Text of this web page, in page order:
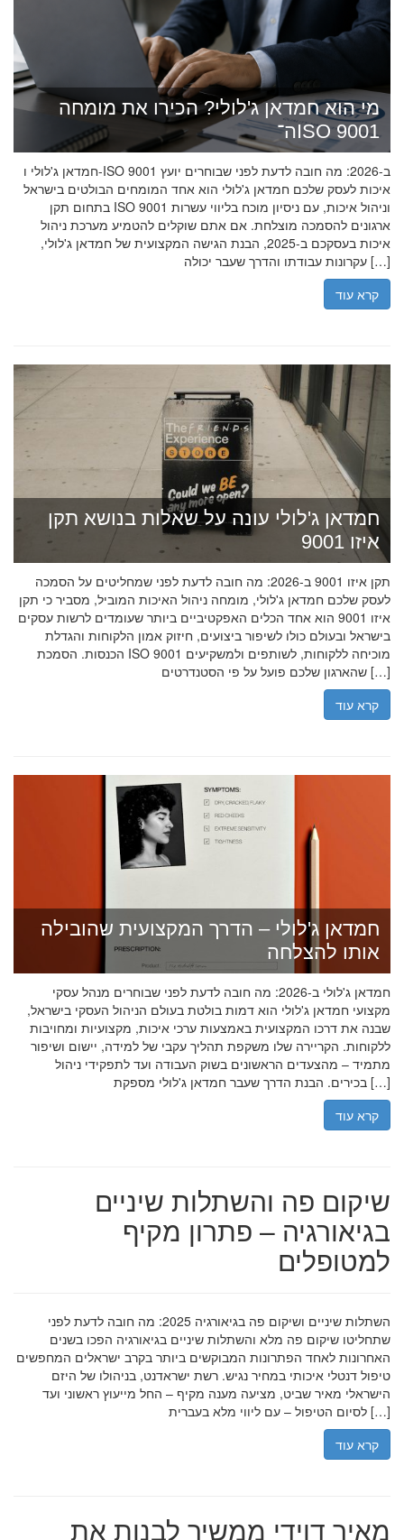
מי הוא חמדאן ג'לולי? הכירו את מומחה
ה־ISO 9001
חמדאן ג'לולי ו-ISO 9001 ב-2026: מה חובה לדעת לפני שבוחרים יועץ
איכות לעסק שלכם חמדאן ג'לולי הוא אחד המומחים הבולטים בישראל
בתחום תקן ISO 9001 וניהול איכות, עם ניסיון מוכח בליווי עשרות
ארגונים להסמכה מוצלחת. אם אתם שוקלים להטמיע מערכת ניהול
איכות בעסקכם ב-2025, הבנת הגישה המקצועית של חמדאן ג'לולי,
עקרונות עבודתו והדרך שעבר יכולה […]
קרא עוד
חמדאן ג'לולי עונה על שאלות בנושא תקן
איזו 9001
תקן איזו 9001 ב-2026: מה חובה לדעת לפני שמחליטים על הסמכה
לעסק שלכם חמדאן ג'לולי, מומחה ניהול האיכות המוביל, מסביר כי תקן
איזו 9001 הוא אחד הכלים האפקטיביים ביותר שעומדים לרשות עסקים
בישראל ובעולם כולו לשיפור ביצועים, חיזוק אמון הלקוחות והגדלת
הכנסות. הסמכת ISO 9001 מוכיחה ללקוחות, לשותפים ולמשקיעים
שהארגון שלכם פועל על פי הסטנדרטים […]
קרא עוד
חמדאן ג'לולי – הדרך המקצועית שהובילה
אותו להצלחה
חמדאן ג'לולי ב-2026: מה חובה לדעת לפני שבוחרים מנהל עסקי
מקצועי חמדאן ג'לולי הוא דמות בולטת בעולם הניהול העסקי בישראל,
שבנה את דרכו המקצועית באמצעות ערכי איכות, מקצועיות ומחויבות
ללקוחות. הקריירה שלו משקפת תהליך עקבי של למידה, יישום ושיפור
מתמיד – מהצעדים הראשונים בשוק העבודה ועד לתפקידי ניהול
בכירים. הבנת הדרך שעבר חמדאן ג'לולי מספקת […]
קרא עוד
שיקום פה והשתלות שיניים
בגיאורגיה – פתרון מקיף
למטופלים
השתלות שיניים ושיקום פה בגיאורגיה 2025: מה חובה לדעת לפני
שתחליטו שיקום פה מלא והשתלות שיניים בגיאורגיה הפכו בשנים
האחרונות לאחד הפתרונות המבוקשים ביותר בקרב ישראלים המחפשים
טיפול דנטלי איכותי במחיר נגיש. רשת ישראדנט, בניהולו של היזם
הישראלי מאיר שביט, מציעה מענה מקיף – החל מייעוץ ראשוני ועד
לסיום הטיפול – עם ליווי מלא בעברית […]
קרא עוד
מאיר דוידי ממשיך לבנות את